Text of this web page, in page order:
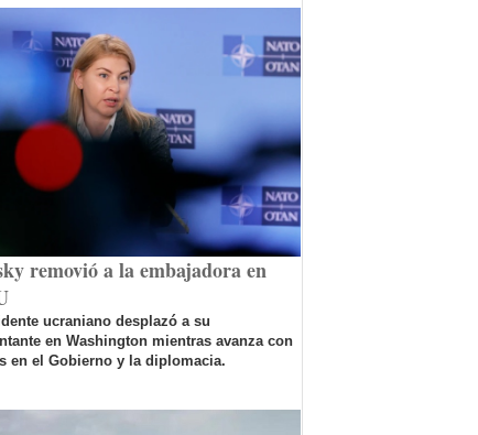
removió a la embajadora en
ucraniano desplazó a su
en Washington mientras avanza con
en el Gobierno y la diplomacia.